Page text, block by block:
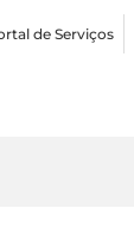
de Serviços